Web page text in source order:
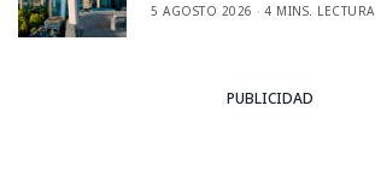
5 AGOSTO 2026 4 MINS. LECTURA
PUBLICIDAD